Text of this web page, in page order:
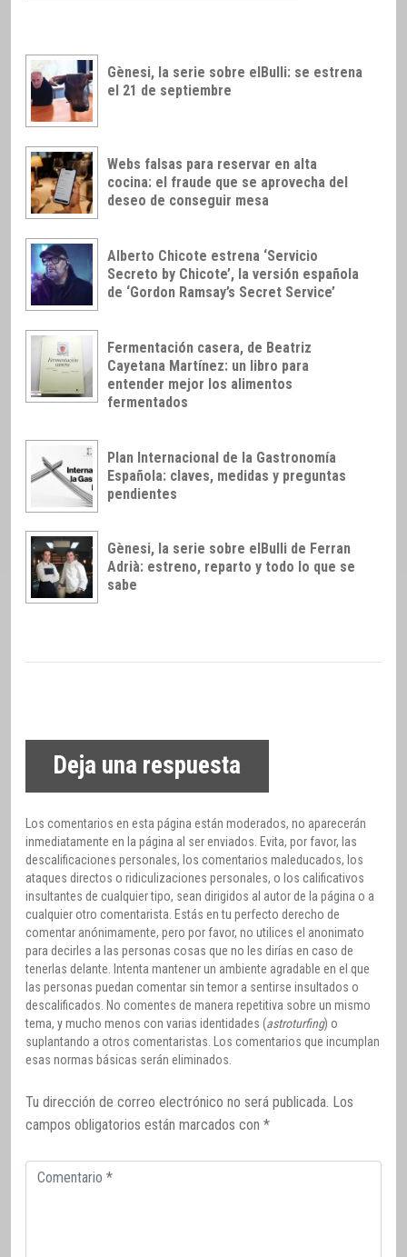
Gènesi, la serie sobre elBulli: se estrena
el 21 de septiembre
Webs falsas para reservar en alta
cocina: el fraude que se aprovecha del
deseo de conseguir mesa
Alberto Chicote estrena ‘Servicio
Secreto by Chicote’, la versión española
de ‘Gordon Ramsay’s Secret Service’
Fermentación casera, de Beatriz
Cayetana Martínez: un libro para
entender mejor los alimentos
fermentados
Plan Internacional de la Gastronomía
Española: claves, medidas y preguntas
pendientes
Gènesi, la serie sobre elBulli de Ferran
Adrià: estreno, reparto y todo lo que se
sabe
Deja una respuesta
Los comentarios en esta página están moderados, no aparecerán
inmediatamente en la página al ser enviados. Evita, por favor, las
descalificaciones personales, los comentarios maleducados, los
ataques directos o ridiculizaciones personales, o los calificativos
insultantes de cualquier tipo, sean dirigidos al autor de la página o a
cualquier otro comentarista. Estás en tu perfecto derecho de
comentar anónimamente, pero por favor, no utilices el anonimato
para decirles a las personas cosas que no les dirías en caso de
tenerlas delante. Intenta mantener un ambiente agradable en el que
las personas puedan comentar sin temor a sentirse insultados o
descalificados. No comentes de manera repetitiva sobre un mismo
tema, y mucho menos con varias identidades (astroturfing) o
suplantando a otros comentaristas. Los comentarios que incumplan
esas normas básicas serán eliminados.
Tu dirección de correo electrónico no será publicada. Los
campos obligatorios están marcados con *
Comentario